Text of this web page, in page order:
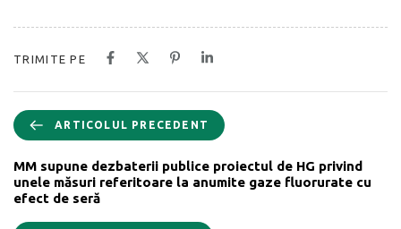
TRIMITE PE
ARTICOLUL PRECEDENT
MM supune dezbaterii publice proiectul de HG privind
unele măsuri referitoare la anumite gaze fluorurate cu
efect de seră